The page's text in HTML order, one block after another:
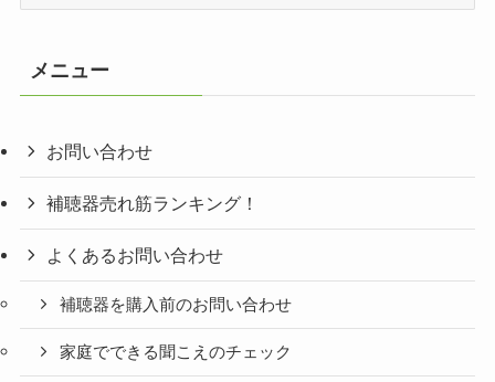
メニュー
お問い合わせ
補聴器売れ筋ランキング！
よくあるお問い合わせ
補聴器を購入前のお問い合わせ
家庭でできる聞こえのチェック